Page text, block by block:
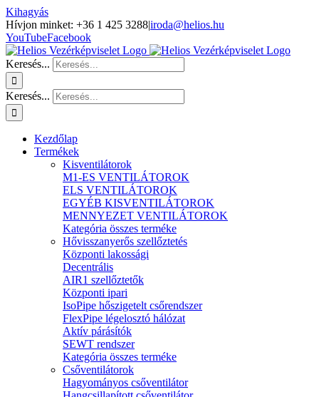
Kihagyás
Hívjon minket: +36 1 425 3288|iroda@helios.hu
YouTubeFacebook
Keresés...
Keresés...
Kezdőlap
Termékek
Kisventilátorok
M1-ES VENTILÁTOROK
ELS VENTILÁTOROK
EGYÉB KISVENTILÁTOROK
MENNYEZET VENTILÁTOROK
Kategória összes terméke
Hővisszanyerős szellőztetés
Központi lakossági
Decentrális
AIR1 szellőztetők
Központi ipari
IsoPipe hőszigetelt csőrendszer
FlexPipe légelosztó hálózat
Aktív párásítók
SEWT rendszer
Kategória összes terméke
Csőventilátorok
Hagyományos csőventilátor